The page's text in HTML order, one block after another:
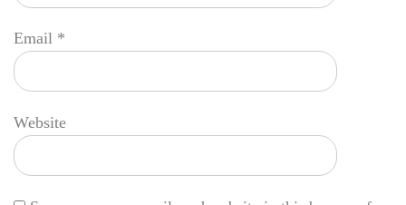
Email *
Website